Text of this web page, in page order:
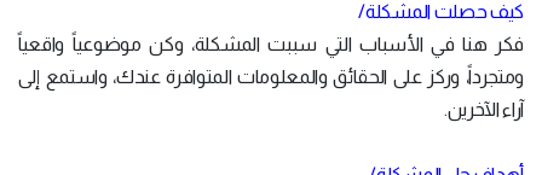
كيف حصلت المشكلة/
فكر هنا في الأسباب التي سببت المشكلة، وكن موضوعياً واقعياً
ومتجرداً، وركز على الحقائق والمعلومات المتوافرة عندك، واستمع إلى
آراء الآخرين.